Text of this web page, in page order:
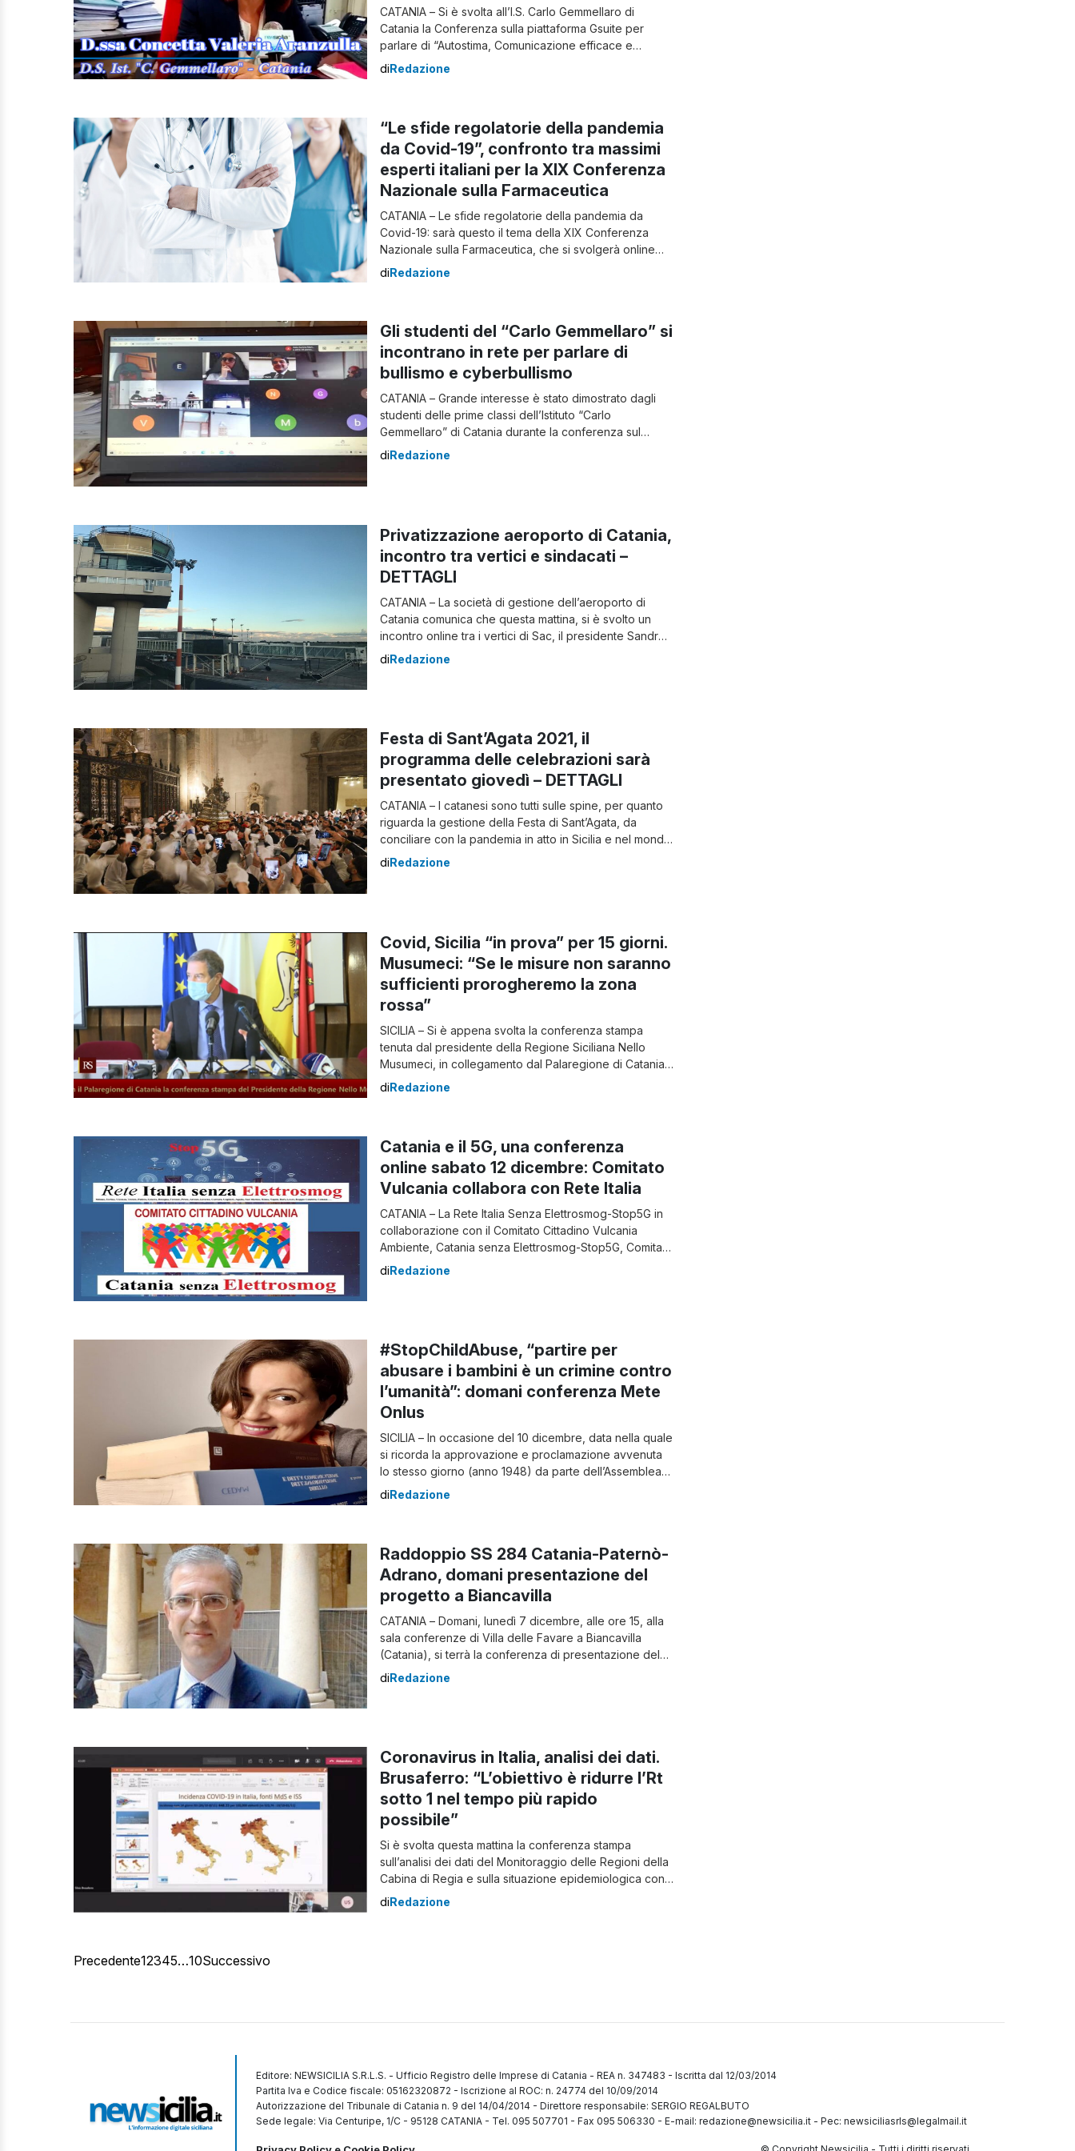
CATANIA – Si è svolta all’I.S. Carlo Gemmellaro di
Catania la Conferenza sulla piattaforma Gsuite per
parlare di “Autostima, Comunicazione efficace e
Motivazione alla Riuscita”, tematiche strettamente
attività, inserita all’interno del Progetto di
Potenziamento […]
diRedazione
“Le sfide regolatorie della pandemia
da Covid-19”, confronto tra massimi
esperti italiani per la XIX Conferenza
Nazionale sulla Farmaceutica
CATANIA – Le sfide regolatorie della pandemia da
Covid-19: sarà questo il tema della XIX Conferenza
Nazionale sulla Farmaceutica, che si svolgerà online
dalle 10 alle 13,30, il prossimo 26 febbraio. L’evento è
diRedazione
Gli studenti del “Carlo Gemmellaro” si
incontrano in rete per parlare di
bullismo e cyberbullismo
CATANIA – Grande interesse è stato dimostrato dagli
studenti delle prime classi dell’Istituto “Carlo
Gemmellaro” di Catania durante la conferenza sul
bullismo e cyberbullismo fortemente voluta dalla loro
diRedazione
Privatizzazione aeroporto di Catania,
incontro tra vertici e sindacati –
DETTAGLI
CATANIA – La società di gestione dell’aeroporto di
Catania comunica che questa mattina, si è svolto un
incontro online tra i vertici di Sac, il presidente Sandro
Gambuzza e l’amministratore delegato, Nico Torrisi, e i
diRedazione
Festa di Sant’Agata 2021, il
programma delle celebrazioni sarà
presentato giovedì – DETTAGLI
CATANIA – I catanesi sono tutti sulle spine, per quanto
riguarda la gestione della Festa di Sant’Agata, da
conciliare con la pandemia in atto in Sicilia e nel mondo
intero. Nello specifico, ci si chiede quale sia lo
diRedazione
Covid, Sicilia “in prova” per 15 giorni.
Musumeci: “Se le misure non saranno
sufficienti prorogheremo la zona
rossa”
SICILIA – Si è appena svolta la conferenza stampa
tenuta dal presidente della Regione Siciliana Nello
Musumeci, in collegamento dal Palaregione di Catania,
alla presenza degli assessori Armao, Razza e Lagalla. I
[…]
diRedazione
Catania e il 5G, una conferenza
online sabato 12 dicembre: Comitato
Vulcania collabora con Rete Italia
CATANIA – La Rete Italia Senza Elettrosmog-Stop5G in
collaborazione con il Comitato Cittadino Vulcania
Ambiente, Catania senza Elettrosmog-Stop5G, Comitato
Rodotà Beni comuni, Comitati locali dislocati in tutta
diRedazione
#StopChildAbuse, “partire per
abusare i bambini è un crimine contro
l’umanità”: domani conferenza Mete
Onlus
SICILIA – In occasione del 10 dicembre, data nella quale
si ricorda la approvazione e proclamazione avvenuta
lo stesso giorno (anno 1948) da parte dell’Assemblea
Generale delle Nazioni Unite della Dichiarazione
diRedazione
Raddoppio SS 284 Catania-Paternò-
Adrano, domani presentazione del
progetto a Biancavilla
CATANIA – Domani, lunedì 7 dicembre, alle ore 15, alla
sala conferenze di Villa delle Favare a Biancavilla
(Catania), si terrà la conferenza di presentazione del
progetto di raddoppio della Strada Statale 284 nel
diRedazione
Coronavirus in Italia, analisi dei dati.
Brusaferro: “L’obiettivo è ridurre l’Rt
sotto 1 nel tempo più rapido
possibile”
Si è svolta questa mattina la conferenza stampa
sull’analisi dei dati del Monitoraggio delle Regioni della
Cabina di Regia e sulla situazione epidemiologica con il
presidente dell’Istituto Superiore di Sanità Silvio
di Redazione
Precedente12345…10Successivo
Editore: NEWSICILIA S.R.L.S. - Ufficio Registro delle Imprese di Catania - REA n. 347483 - Iscritta dal 12/03/2014
Partita Iva e Codice fiscale: 05162320872 - Iscrizione al ROC: n. 24774 del 10/09/2014
Autorizzazione del Tribunale di Catania n. 9 del 14/04/2014 - Direttore responsabile: SERGIO REGALBUTO
Sede legale: Via Centuripe, 1/C - 95128 CATANIA - Tel. 095 507701 - Fax 095 506330 - E-mail: redazione@newsicilia.it - Pec: newsiciliasrls@legalmail.it